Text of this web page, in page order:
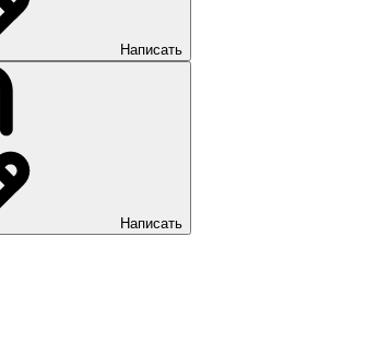
Написать
Написать